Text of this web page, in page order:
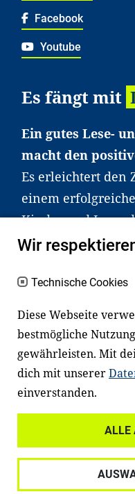
Facebook
Youtube
Es fängt mit
Ein gutes Lese-
macht den
Es erleichtert den
einem
Kinder und
haben aber große
an Familien sowie
Lehrer*innen und
mit Ministerien,
Einrichtungen,
und anderen
Wir
Technische Cookies
Diese Webseite
bestmögliche
gewährleisten. Mit
dich mit unserer
einverstanden.
ALLE